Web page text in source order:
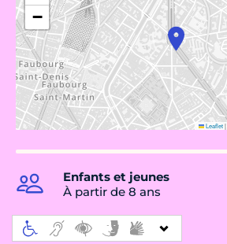
−
Leaflet|
Enfants et jeunes
À partir de 8 ans